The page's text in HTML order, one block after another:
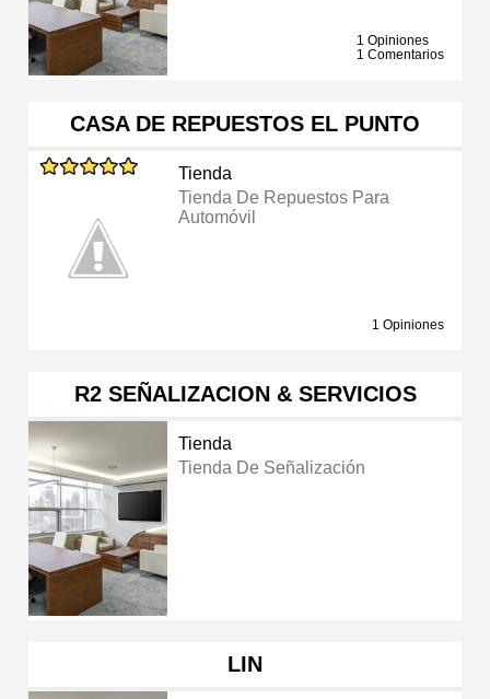
1 Opiniones
1 Comentarios
CASA DE REPUESTOS EL PUNTO
Tienda
Tienda De Repuestos Para
Automóvil
1 Opiniones
R2 SEÑALIZACION & SERVICIOS
Tienda
Tienda De Señalización
LIN